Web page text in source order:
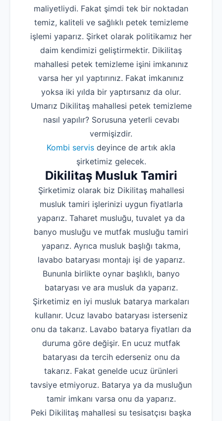
maliyetliydi. Fakat şimdi tek bir noktadan
temiz, kaliteli ve sağlıklı petek temizleme
işlemi yaparız. Şirket olarak politikamız her
daim kendimizi geliştirmektir. Dikilitaş
mahallesi petek temizleme işini imkanınız
varsa her yıl yaptırınız. Fakat imkanınız
yoksa iki yılda bir yaptırsanız da olur.
Umarız Dikilitaş mahallesi petek temizleme
nasıl yapılır? Sorusuna yeterli cevabı
vermişizdir.
Kombi servis deyince de artık akla
şirketimiz gelecek.
Dikilitaş Musluk Tamiri
Şirketimiz olarak biz Dikilitaş mahallesi
musluk tamiri işlerinizi uygun fiyatlarla
yaparız. Taharet musluğu, tuvalet ya da
banyo musluğu ve mutfak musluğu tamiri
yaparız. Ayrıca musluk başlığı takma,
lavabo bataryası montajı işi de yaparız.
Bununla birlikte oynar başlıklı, banyo
bataryası ve ara musluk da yaparız.
Şirketimiz en iyi musluk batarya markaları
kullanır. Ucuz lavabo bataryası isterseniz
onu da takarız. Lavabo batarya fiyatları da
duruma göre değişir. En ucuz mutfak
bataryası da tercih ederseniz onu da
takarız. Fakat genelde ucuz ürünleri
tavsiye etmiyoruz. Batarya ya da musluğun
tamir imkanı varsa onu da yaparız.
Peki Dikilitaş mahallesi su tesisatçısı başka